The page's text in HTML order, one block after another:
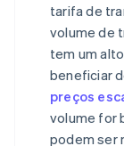
tarifa de
volume de
tem um
beneficiar
preços
volume for
podem ser